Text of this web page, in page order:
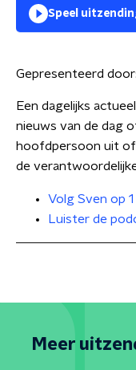
Speel
Gepresenteerd door:
Een dagelijks
nieuws van de dag
hoofdpersoon uit
de
Volg Sven op
Luister de
Meer